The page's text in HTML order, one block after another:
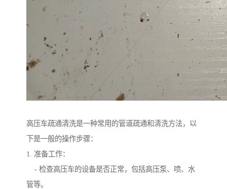
高压车疏通清洗是一种常用的管道疏通和清洗方法，以
下是一般的操作步骤：
1. 准备工作：
- 检查高压车的设备是否正常，包括高压泵、喷、水
管等。